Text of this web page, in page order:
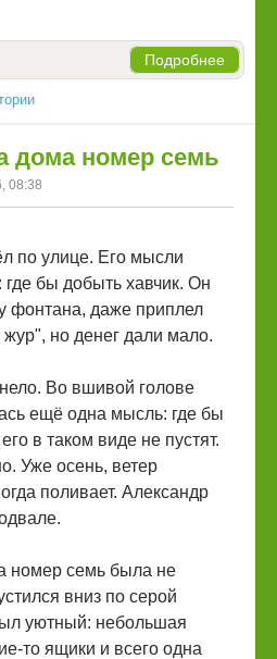
Подробнее
дома номер семь
08:38
по улице. Его мысли
бы добыть хавчик. Он
фонтана, даже приплел
но денег дали мало.
Во вшивой голове
ещё одна мысль: где бы
в таком виде не пустят.
Уже осень, ветер
поливает. Александр
номер семь была не
вниз по серой
уютный: небольшая
то ящики и всего одна